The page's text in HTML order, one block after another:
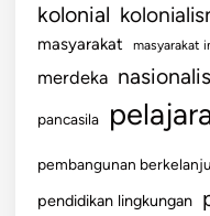
kolonial
masyarakat masyarakat
merdeka
pancasila
pembangunan
pendidikan lingkungan